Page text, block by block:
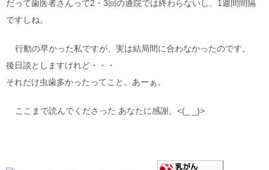
だって歯医者さんって2・3回の通院では終わらないし、1週間間隔
ですしね。
行動の早かった私ですが、実は結局間に合わなかったのです。
後日談としますけれど・・・
それだけ虫歯多かったってこと。あーぁ。
ここまで読んでくださった あなたに感謝。<(_ _)>